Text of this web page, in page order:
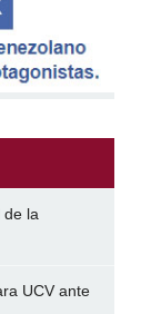
de la
UCV ante